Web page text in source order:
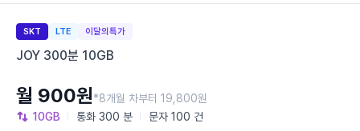
SKT LTE 이달의특가
JOY 300분 10GB
10GB 통화 300 분 문자 100 건
월 900원*8개월 차부터 19,800원